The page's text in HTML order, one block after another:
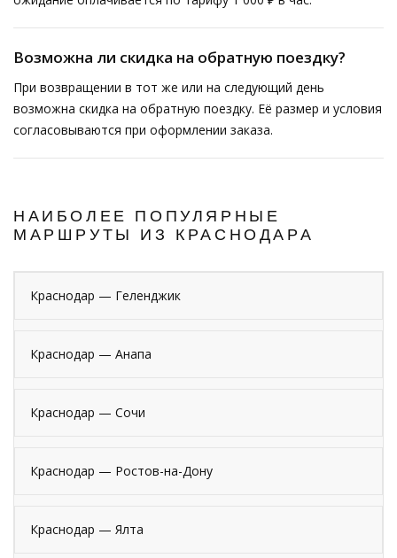
Возможна ли скидка на обратную поездку?
При возвращении в тот же или на следующий день
возможна скидка на обратную поездку. Её размер и условия
согласовываются при оформлении заказа.
НАИБОЛЕЕ ПОПУЛЯРНЫЕ
МАРШРУТЫ ИЗ КРАСНОДАРА
Краснодар — Геленджик
Краснодар — Анапа
Краснодар — Сочи
Краснодар — Ростов-на-Дону
Краснодар — Ялта